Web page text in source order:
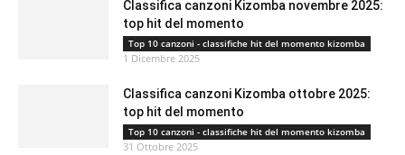
Classifica canzoni Kizomba novembre 2025:
top hit del momento
Top 10 canzoni - classifiche hit del momento kizomba
1 Dicembre 2025
Classifica canzoni Kizomba ottobre 2025:
top hit del momento
Top 10 canzoni - classifiche hit del momento kizomba
31 Ottobre 2025